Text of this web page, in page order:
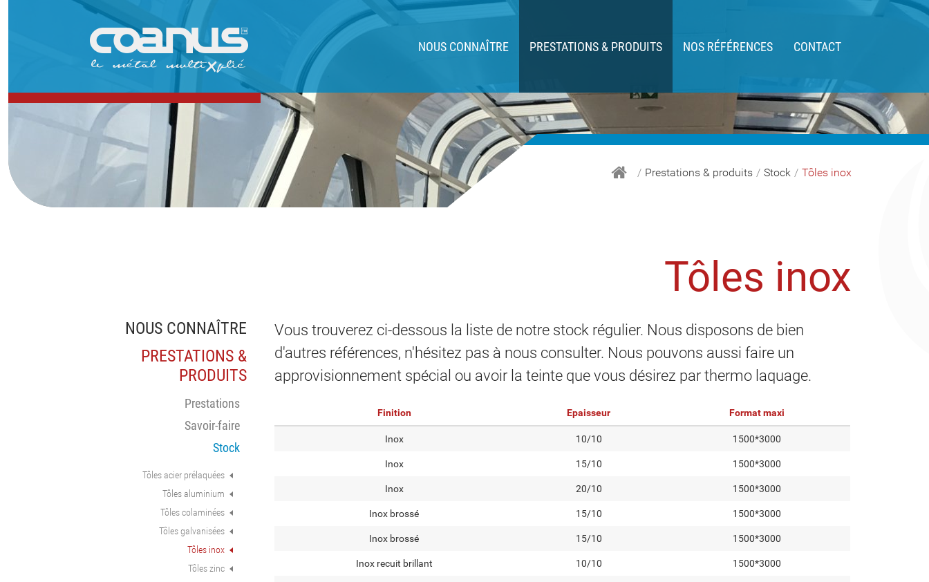
NOUS CONNAÎTRE PRESTATIONS & PRODUITS NOS RÉFÉRENCES CONTACT
Prestations & produits Stock Tôles inox
Tôles inox
NOUS CONNAÎTRE
PRESTATIONS &
PRODUITS
Prestations
Savoir-faire
Stock
Tôles acier prélaquées
Tôles aluminium
Tôles colaminées
Tôles galvanisées
Tôles inox
Tôles zinc
Vous trouverez ci-dessous la liste de notre stock régulier. Nous disposons de bien
d'autres références, n'hésitez pas à nous consulter. Nous pouvons aussi faire un
approvisionnement spécial ou avoir la teinte que vous désirez par thermo laquage.
Finition Epaisseur Format maxi
Inox 10/10 1500*3000
Inox 15/10 1500*3000
Inox 20/10 1500*3000
Inox brossé 15/10 1500*3000
Inox brossé 15/10 1500*3000
Inox recuit brillant 10/10 1500*3000